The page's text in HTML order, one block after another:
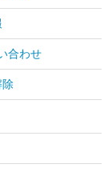
合わせ
除